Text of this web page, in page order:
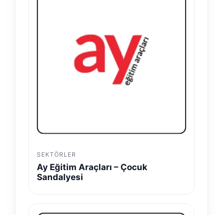
SEKTÖRLER
Ay Eğitim Araçları – Çocuk
Sandalyesi